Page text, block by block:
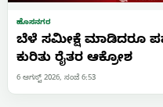
ಹೊಸನಗರ
ಬೆಳೆ ಸಮೀಕ್ಷೆ ಮಾಡಿದರೂ
ಕುರಿತು ರೈತರ ಆಕ್ರೋಶ
6 ಆಗಸ್ಟ್ 2026, ಸಂಜೆ 6:53